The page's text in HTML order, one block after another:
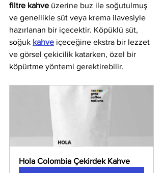
filtre kahve üzerine buz ile soğutulmuş
ve genellikle süt veya krema ilavesiyle
hazırlanan bir içecektir. Köpüklü süt,
soğuk kahve içeceğine ekstra bir lezzet
ve görsel çekicilik katarken, özel bir
köpürtme yöntemi gerektirebilir.
Hola Colombia Çekirdek Kahve